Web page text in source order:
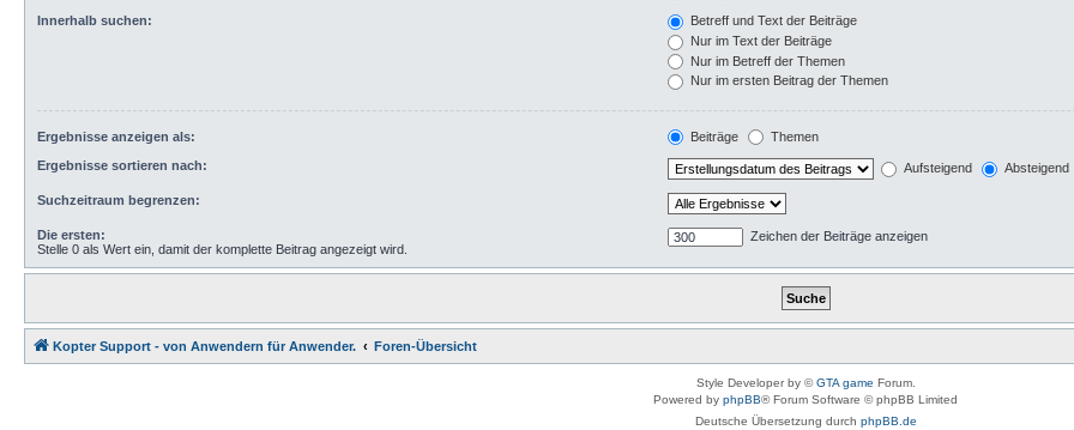
Innerhalb suchen:
Betreff und Text der Beiträge
Nur im Text der Beiträge
Nur im Betreff der Themen
Nur im ersten Beitrag der Themen
Ergebnisse anzeigen als: Beiträge Themen
Ergebnisse sortieren nach: Aufsteigend Absteigend
Suchzeitraum begrenzen:
Die ersten:
Stelle 0 als Wert ein, damit der komplette Beitrag angezeigt wird.
Zeichen der Beiträge anzeigen
Kopter Support - von Anwendern für Anwender. Foren-Übersicht
Style Developer by ©GTA game Forum.
Powered by phpBB® Forum Software © phpBB Limited
Deutsche Übersetzung durch phpBB.de